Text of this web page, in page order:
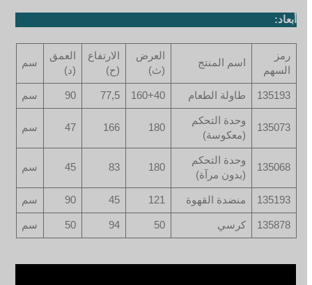
أبعاد:
رمز
السهم
اسم المنتج
العرض
(ث)
الارتفاع
(ح)
العمق
(د)
سم
135193 طاولة الطعام 160+40
77,5
90 سم
135073
وحدة التحكم
(معكوسة)
180
166
47 سم
135068
وحدة التحكم
(بدون مرآة)
180
83
45 سم
135193 منضدة القهوة 121
45
90 سم
135878 كرسي 50
94
50 سم